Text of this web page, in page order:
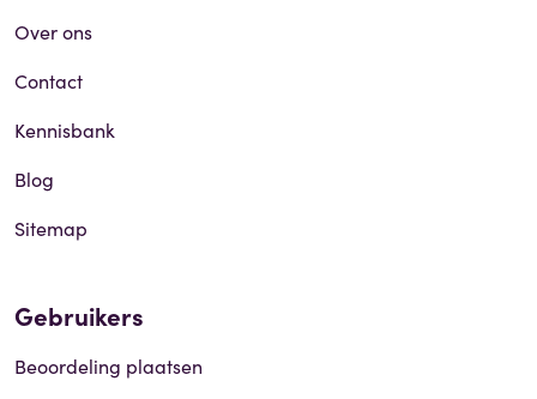
Over ons
Contact
Kennisbank
Blog
Sitemap
Gebruikers
Beoordeling plaatsen